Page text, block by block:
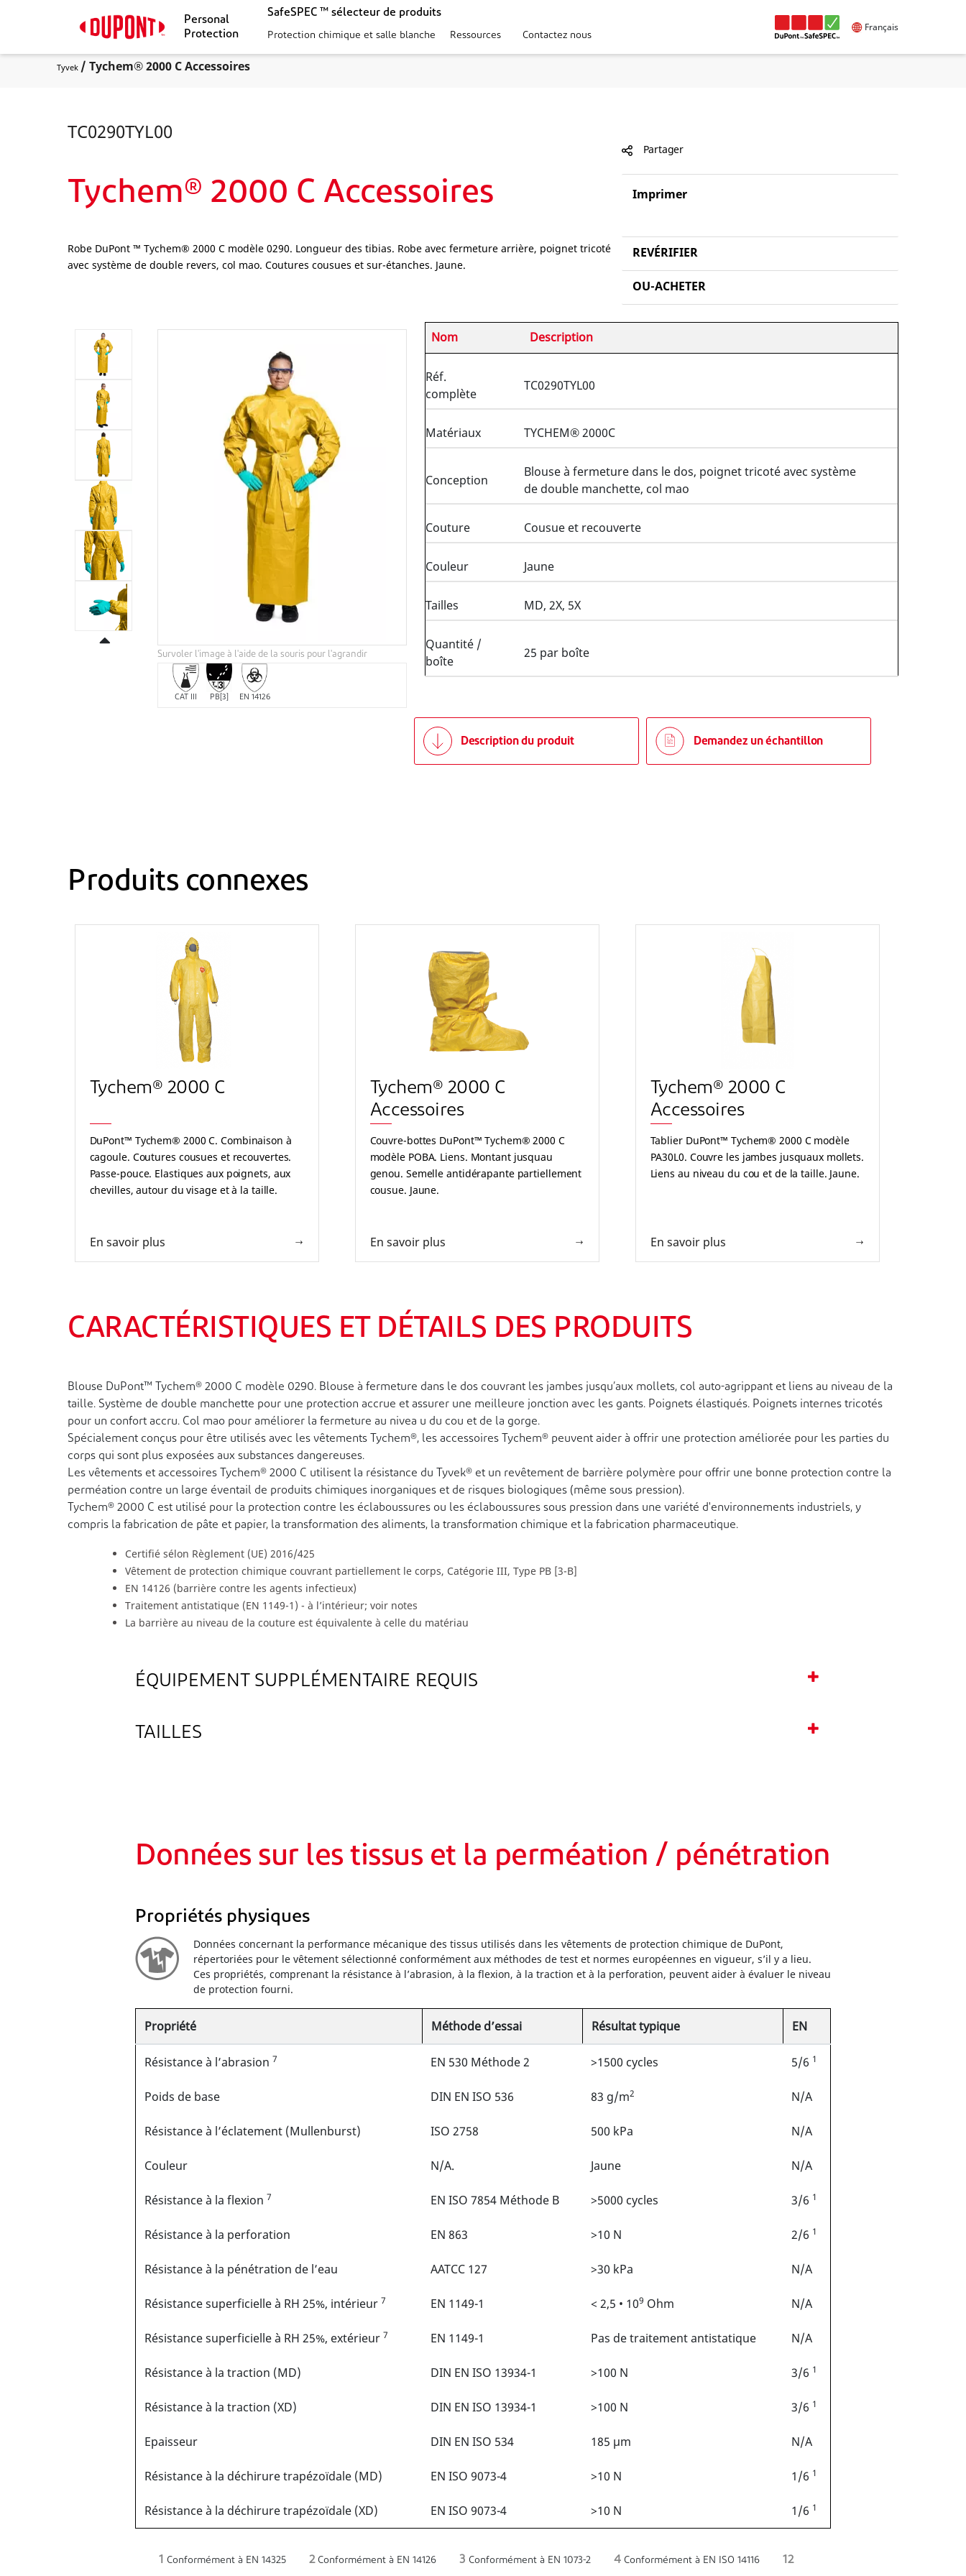
Français
Personal
Protection
SafeSPEC ™ sélecteur de produits
Protection chimique et salle blanche Ressources Contactez nous
Tyvek / Tychem® 2000 C Accessoires
TC0290TYL00
Tychem® 2000 C Accessoires
Robe DuPont ™ Tychem® 2000 C modèle 0290. Longueur des tibias. Robe avec fermeture arrière, poignet tricoté
avec système de double revers, col mao. Coutures cousues et sur-étanches. Jaune.
Partager
Imprimer
REVÉRIFIER
OU-ACHETER
Survoler l'image à l'aide de la souris pour l'agrandir
CAT III PB[3] EN 14126
Nom Description
Réf.
complète
TC0290TYL00
Matériaux TYCHEM® 2000C
Conception
Blouse à fermeture dans le dos, poignet tricoté avec système
de double manchette, col mao
Couture Cousue et recouverte
Couleur Jaune
Tailles MD, 2X, 5X
Quantité /
boîte
25 par boîte
Description du produit Demandez un échantillon
Produits connexes
Tychem® 2000 C
DuPont™ Tychem® 2000 C. Combinaison à
cagoule. Coutures cousues et recouvertes.
Passe-pouce. Elastiques aux poignets, aux
chevilles, autour du visage et à la taille.
Jaune.
En savoir plus
Tychem® 2000 C
Accessoires
Couvre-bottes DuPont™ Tychem® 2000 C
modèle POBA. Liens. Montant jusquau
genou. Semelle antidérapante partiellement
cousue. Jaune.
En savoir plus
Tychem® 2000 C
Accessoires
Tablier DuPont™ Tychem® 2000 C modèle
PA30L0. Couvre les jambes jusquaux mollets.
Liens au niveau du cou et de la taille. Jaune.
En savoir plus
CARACTÉRISTIQUES ET DÉTAILS DES PRODUITS
Blouse DuPont™ Tychem® 2000 C modèle 0290. Blouse à fermeture dans le dos couvrant les jambes jusqu’aux mollets, col auto-agrippant et liens au niveau de la
taille. Système de double manchette pour une protection accrue et assurer une meilleure jonction avec les gants. Poignets élastiqués. Poignets internes tricotés
pour un confort accru. Col mao pour améliorer la fermeture au nivea u du cou et de la gorge.
Spécialement conçus pour être utilisés avec les vêtements Tychem®, les accessoires Tychem® peuvent aider à offrir une protection améliorée pour les parties du
corps qui sont plus exposées aux substances dangereuses.
Les vêtements et accessoires Tychem® 2000 C utilisent la résistance du Tyvek® et un revêtement de barrière polymère pour offrir une bonne protection contre la
perméation contre un large éventail de produits chimiques inorganiques et de risques biologiques (même sous pression).
Tychem® 2000 C est utilisé pour la protection contre les éclaboussures ou les éclaboussures sous pression dans une variété d'environnements industriels, y
compris la fabrication de pâte et papier, la transformation des aliments, la transformation chimique et la fabrication pharmaceutique.
Certifié sélon Règlement (UE) 2016/425
Vêtement de protection chimique couvrant partiellement le corps, Catégorie III, Type PB [3-B]
EN 14126 (barrière contre les agents infectieux)
Traitement antistatique (EN 1149-1) - à l’intérieur; voir notes
La barrière au niveau de la couture est équivalente à celle du matériau
ÉQUIPEMENT SUPPLÉMENTAIRE REQUIS
TAILLES
Données sur les tissus et la perméation / pénétration
Propriétés physiques
Données concernant la performance mécanique des tissus utilisés dans les vêtements de protection chimique de DuPont,
répertoriées pour le vêtement sélectionné conformément aux méthodes de test et normes européennes en vigueur, s’il y a lieu.
Ces propriétés, comprenant la résistance à l’abrasion, à la flexion, à la traction et à la perforation, peuvent aider à évaluer le niveau
de protection fourni.
Propriété Méthode d’essai Résultat typique EN
Résistance à l’abrasion 7 EN 530 Méthode 2 >1500 cycles 5/6 1
Poids de base DIN EN ISO 536 83 g/m2 N/A
Résistance à l’éclatement (Mullenburst) ISO 2758 500 kPa N/A
Couleur N/A. Jaune N/A
Résistance à la flexion 7 EN ISO 7854 Méthode B >5000 cycles 3/6 1
Résistance à la perforation EN 863 >10 N 2/6 1
Résistance à la pénétration de l’eau AATCC 127 >30 kPa N/A
Résistance superficielle à RH 25%, intérieur 7 EN 1149-1 < 2,5 • 109 Ohm N/A
Résistance superficielle à RH 25%, extérieur 7 EN 1149-1 Pas de traitement antistatique N/A
Résistance à la traction (MD) DIN EN ISO 13934-1 >100 N 3/6 1
Résistance à la traction (XD) DIN EN ISO 13934-1 >100 N 3/6 1
Epaisseur DIN EN ISO 534 185 µm N/A
Résistance à la déchirure trapézoïdale (MD) EN ISO 9073-4 >10 N 1/6 1
Résistance à la déchirure trapézoïdale (XD) EN ISO 9073-4 >10 N 1/6 1
1 Conformément à EN 14325 2Conformément à EN 14126 3 Conformément à EN 1073-2 4 Conformément à EN ISO 14116 12